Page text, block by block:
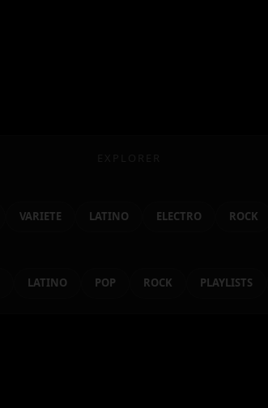
VARIETE LATINO ELECTRO ROCK
LATINO POP ROCK PLAYLISTS